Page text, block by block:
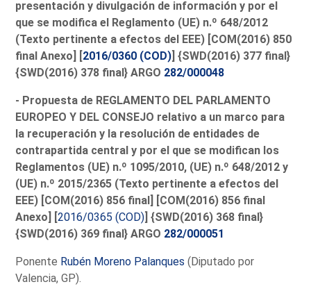
presentación y divulgación de información y por el
que se modifica el Reglamento (UE) n.º 648/2012
(Texto pertinente a efectos del EEE) [COM(2016) 850
final Anexo] [2016/0360 (COD)] {SWD(2016) 377 final}
{SWD(2016) 378 final} ARGO 282/000048
- Propuesta de REGLAMENTO DEL PARLAMENTO
EUROPEO Y DEL CONSEJO relativo a un marco para
la recuperación y la resolución de entidades de
contrapartida central y por el que se modifican los
Reglamentos (UE) n.º 1095/2010, (UE) n.º 648/2012 y
(UE) n.º 2015/2365 (Texto pertinente a efectos del
EEE) [COM(2016) 856 final] [COM(2016) 856 final
Anexo] [2016/0365 (COD)] {SWD(2016) 368 final}
{SWD(2016) 369 final} ARGO 282/000051
Ponente Rubén Moreno Palanques (Diputado por
Valencia, GP).